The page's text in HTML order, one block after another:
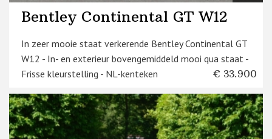
Bentley Continental GT W12
In zeer mooie staat verkerende Bentley Continental GT
W12 - In- en exterieur bovengemiddeld mooi qua staat -
Frisse kleurstelling - NL-kenteken
€ 33.900